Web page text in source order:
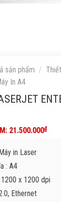
sản phẩm /
In A4
21.500.000₫Giá
in Laser
: A4
x 1200 dpi
Ethernet